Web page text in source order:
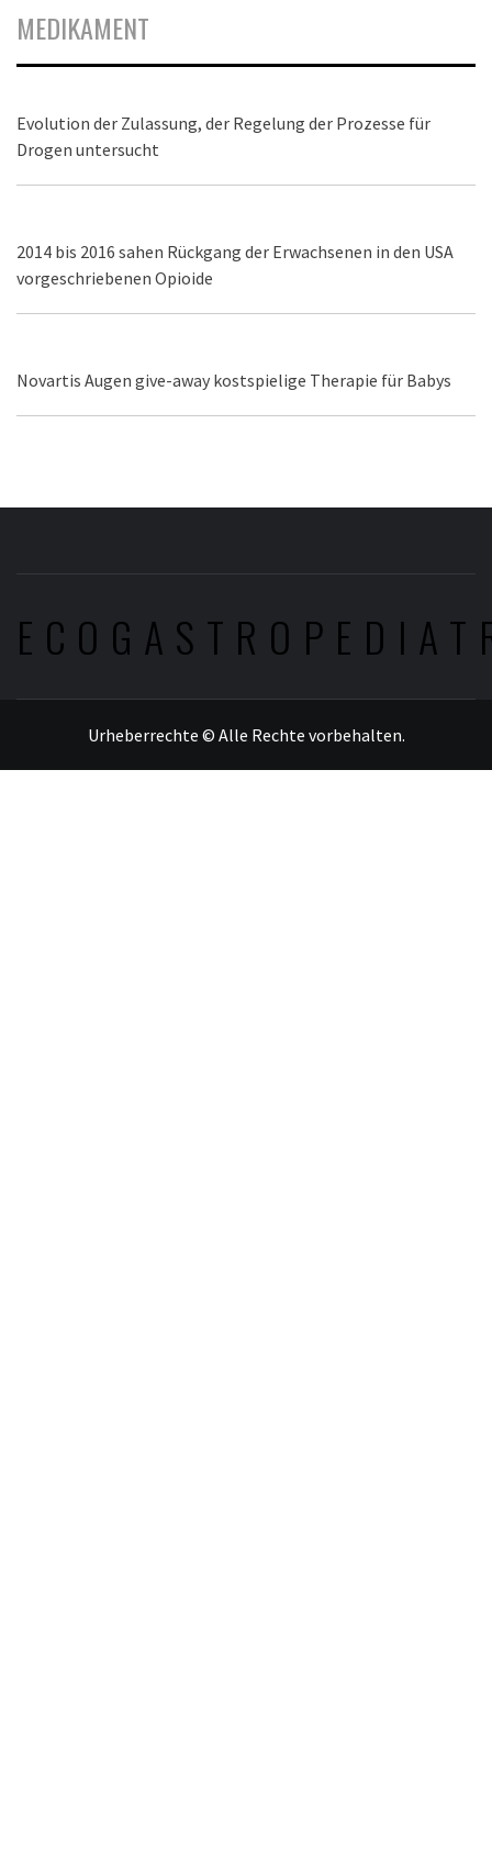
MEDIKAMENT
Evolution der Zulassung, der Regelung der Prozesse für
Drogen untersucht
2014 bis 2016 sahen Rückgang der Erwachsenen in den USA
vorgeschriebenen Opioide
Novartis Augen give-away kostspielige Therapie für Babys
Urheberrechte © Alle Rechte vorbehalten.